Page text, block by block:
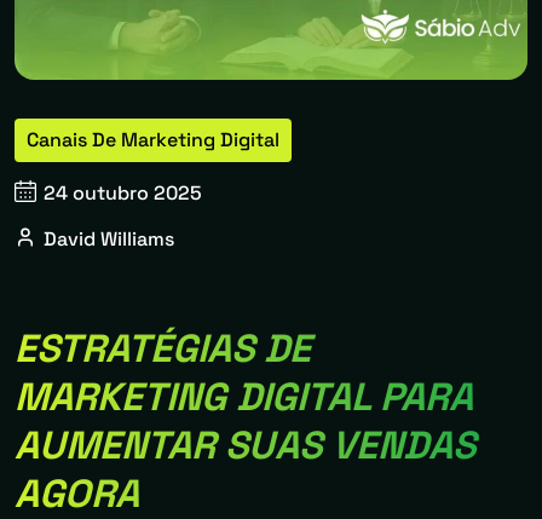
Canais De Marketing Digital
24 outubro 2025
David Williams
ESTRATÉGIAS DE
MARKETING DIGITAL PARA
AUMENTAR SUAS VENDAS
AGORA